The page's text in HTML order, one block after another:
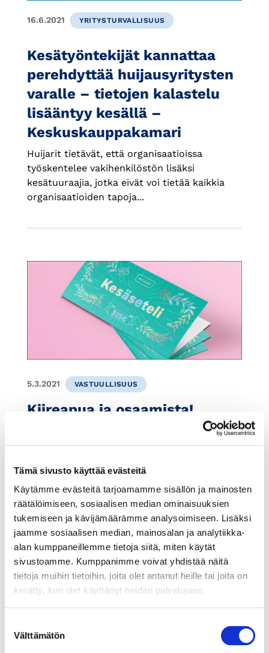
Tämä sivusto käyttää evästeitä
Käytämme evästeitä tarjoamamme sisällön ja mainosten
räätälöimiseen, sosiaalisen median ominaisuuksien
tukemiseen ja kävijämäärämme analysoimiseen. Lisäksi
jaamme sosiaalisen median, mainosalan ja analytiikka-
alan kumppaneillemme tietoja siitä, miten käytät
sivustoamme. Kumppanimme voivat yhdistää näitä
tietoja muihin tietoihin, joita olet antanut heille tai joita on
kerätty, kun olet käyttänyt heidän palvelujaan.
valinta
Välttämätön
16.6.2021 YRITYSTURVALLISUUS
Kesätyöntekijät kannattaa
perehdyttää huijausyritysten
varalle – tietojen kalastelu
lisääntyy kesällä –
Keskuskauppakamari
Huijarit tietävät, että organisaatioissa
työskentelee vakihenkilöstön lisäksi
kesätuuraajia, jotka eivät voi tietää kaikkia
organisaatioiden tapoja...
5.3.2021 VASTUULLISUUS
Kiireapua ja osaamista!
kesätöihin?
Tarvitsetko ensi kesäksi kiireapua, haluatko
motivoituneen kesätyöntekijän, ketterän käsi-
ja jalkaparin tai kaipaatko kenties nuoren
näkökulmaa ja osaamista some-asioissa?